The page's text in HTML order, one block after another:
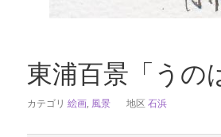
東浦百景「うの
カテゴリ 絵画, 風景 地区 石浜